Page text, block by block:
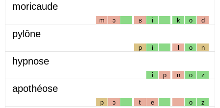
moricaude
m ɔ ʁ i k o d
pylône
p i l o n
hypnose
i p n o z
apothéose
p ɔ t e o z